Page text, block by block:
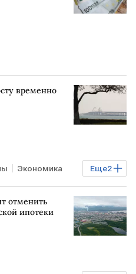
временно
Еще2
Экономика
отменить
ипотеки